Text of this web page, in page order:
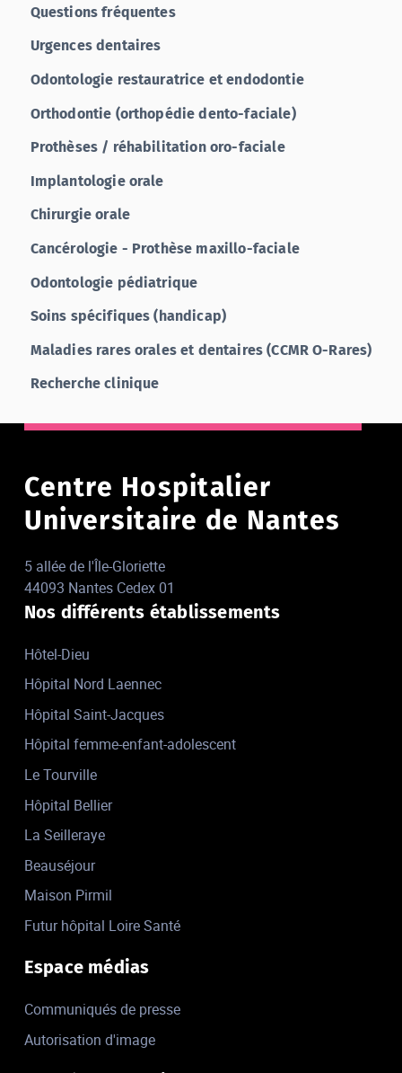
Questions fréquentes
Urgences dentaires
Odontologie restauratrice et endodontie
Orthodontie (orthopédie dento-faciale)
Prothèses / réhabilitation oro-faciale
Implantologie orale
Chirurgie orale
Cancérologie - Prothèse maxillo-faciale
Odontologie pédiatrique
Soins spécifiques (handicap)
Maladies rares orales et dentaires (CCMR O-Rares)
Recherche clinique
Centre Hospitalier
Universitaire de Nantes
5 allée de l'Île-Gloriette
44093 Nantes Cedex 01
Nos différents établissements
Hôtel-Dieu
Hôpital Nord Laennec
Hôpital Saint-Jacques
Hôpital femme-enfant-adolescent
Le Tourville
Hôpital Bellier
La Seilleraye
Beauséjour
Maison Pirmil
Futur hôpital Loire Santé
Espace médias
Communiqués de presse
Autorisation d'image